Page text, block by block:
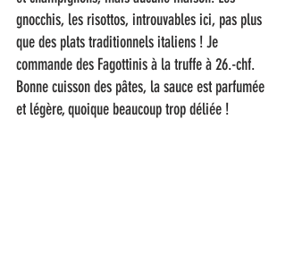
gnocchis, les risottos, introuvables ici, pas plus
que des plats traditionnels italiens ! Je
commande des Fagottinis à la truffe à 26.-chf.
Bonne cuisson des pâtes, la sauce est parfumée
et légère, quoique beaucoup trop déliée !